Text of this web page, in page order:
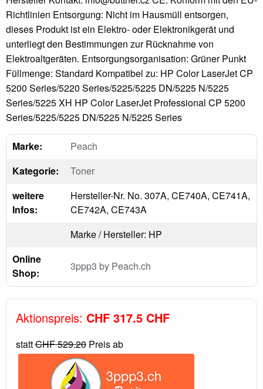
Richtlinien Entsorgung: Nicht im Hausmüll entsorgen,
dieses Produkt ist ein Elektro- oder Elektronikgerät und
unterliegt den Bestimmungen zur Rücknahme von
Elektroaltgeräten. Entsorgungsorganisation: Grüner Punkt
Füllmenge: Standard Kompatibel zu: HP Color LaserJet CP
5200 Series/5220 Series/5225/5225 DN/5225 N/5225
Series/5225 XH HP Color LaserJet Professional CP 5200
Series/5225/5225 DN/5225 N/5225 Series
Marke:
Peach
Kategorie:
Toner
weitere
Infos:
Hersteller-Nr. No. 307A, CE740A, CE741A,
CE742A, CE743A
Marke / Hersteller: HP
Online
Shop:
3ppp3 by Peach.ch
Aktionspreis: CHF 317.5 CHF
stattCHF 529.20 Preis ab